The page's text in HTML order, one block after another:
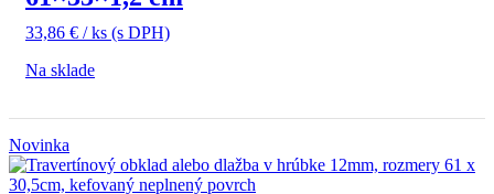
33,86 € / ks (s DPH)
Na sklade
Novinka